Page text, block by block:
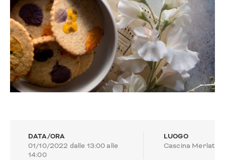
DATA/ORA
01/10/2022 dalle 13:00 alle
14:00
LUOGO
Cascina Merlata